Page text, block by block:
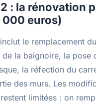
: la rénovation
000 euros)
le remplacement
la baignoire, la pose
la réfection du
des murs. Les
limitées : on